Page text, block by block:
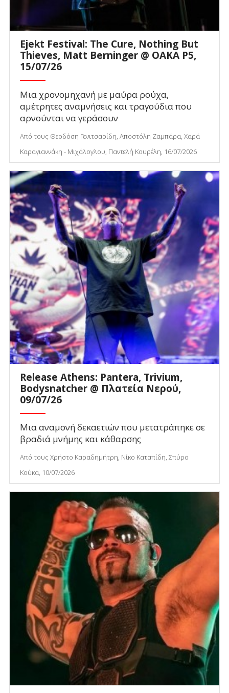
Ejekt Festival: The Cure, Nothing But
Thieves, Matt Berninger @ ΟΑΚΑ P5,
15/07/26
Μια χρονομηχανή με μαύρα ρούχα,
αμέτρητες αναμνήσεις και τραγούδια που
αρνούνται να γεράσουν
Από τους Θεοδόση Γενιτσαρίδη, Αποστόλη Ζαμπάρα, Χαρά
Καραγιαννάκη - Μιχάλογλου, Παντελή Κουρέλη, 16/07/2026
Release Athens: Pantera, Trivium,
Bodysnatcher @ Πλατεία Νερού,
09/07/26
Μια αναμονή δεκαετιών που μετατράπηκε σε
βραδιά μνήμης και κάθαρσης
Από τους Χρήστο Καραδημήτρη, Νίκο Καταπίδη, Σπύρο
Κούκα, 10/07/2026